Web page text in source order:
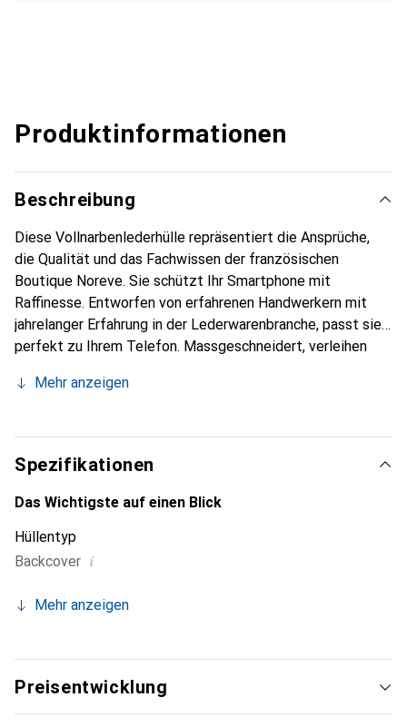
Produktinformationen
Beschreibung
Diese Vollnarbenlederhülle repräsentiert die Ansprüche,
die Qualität und das Fachwissen der französischen
Boutique Noreve. Sie schützt Ihr Smartphone mit
Raffinesse. Entworfen von erfahrenen Handwerkern mit
jahrelanger Erfahrung in der Lederwarenbranche, passt sie
perfekt zu Ihrem Telefon. Massgeschneidert, verleihen
zum schicken und unverzichtbaren Accessoire für Ihr
hochwertigen Produkte anerkannt und eine zuverlässige
Wahl für eine anspruchsvolle Kundschaft.
Mehr anzeigen
Spezifikationen
Das Wichtigste auf einen Blick
Hüllentyp
Backcover i
Mehr anzeigen
Preisentwicklung